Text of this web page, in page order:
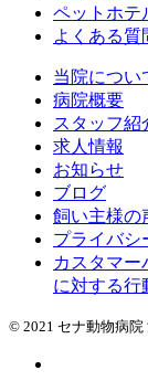
ペットホテ
よくある質
当院につい
病院概要
スタッフ紹
求人情報
お知らせ
ブログ
飼い主様の
プライバシ
カスタマー
に対する行
© 2021 セナ動物病院